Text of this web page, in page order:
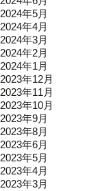
2024年5月
2024年4月
2024年3月
2024年2月
2024年1月
2023年12月
2023年11月
2023年10月
2023年9月
2023年8月
2023年6月
2023年5月
2023年4月
2023年3月